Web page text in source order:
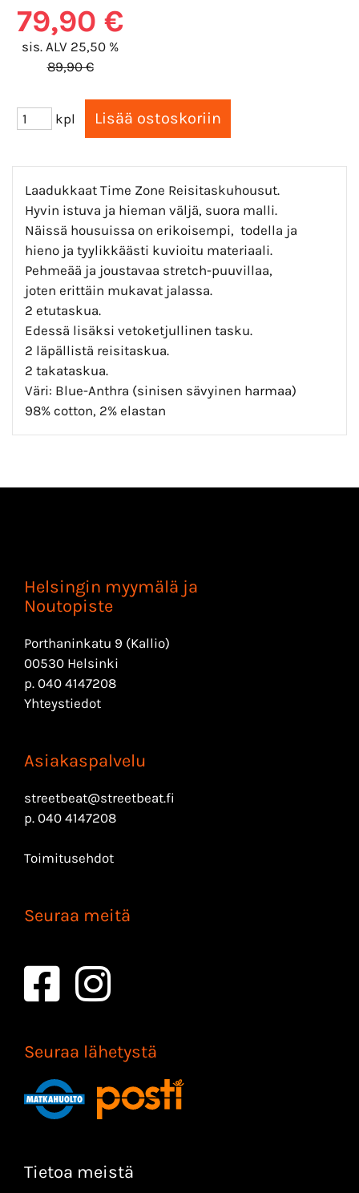
79,90 €
sis. ALV 25,50 %
89,90 €
kpl
Laadukkaat Time Zone Reisitaskuhousut.
Hyvin istuva ja hieman väljä, suora malli.
Näissä housuissa on erikoisempi, todella ja
hieno ja tyylikkäästi kuvioitu materiaali.
Pehmeää ja joustavaa stretch-puuvillaa,
joten erittäin mukavat jalassa.
2 etutaskua.
Edessä lisäksi vetoketjullinen tasku.
2 läpällistä reisitaskua.
2 takataskua.
Väri: Blue-Anthra (sinisen sävyinen harmaa)
98% cotton, 2% elastan
Helsingin myymälä ja
Noutopiste
Porthaninkatu 9 (Kallio)
00530 Helsinki
p. 040 4147208
Yhteystiedot
Asiakaspalvelu
streetbeat@streetbeat.fi
p. 040 4147208
Toimitusehdot
Seuraa meitä
Seuraa lähetystä
Tietoa meistä